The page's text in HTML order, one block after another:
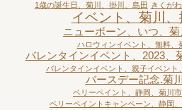
1歳の誕生日、菊川、掛川、島田 きくが
イベント、菊川、
ニューボーン、いつ、
ハロウィンイベント、無料、
バレンタインイベント、2023、
バレンタインイベント、親子イベント
バースデー記念.菊
ベリーペイント、静岡、菊川
ベリーペイントキャンペーン、静岡